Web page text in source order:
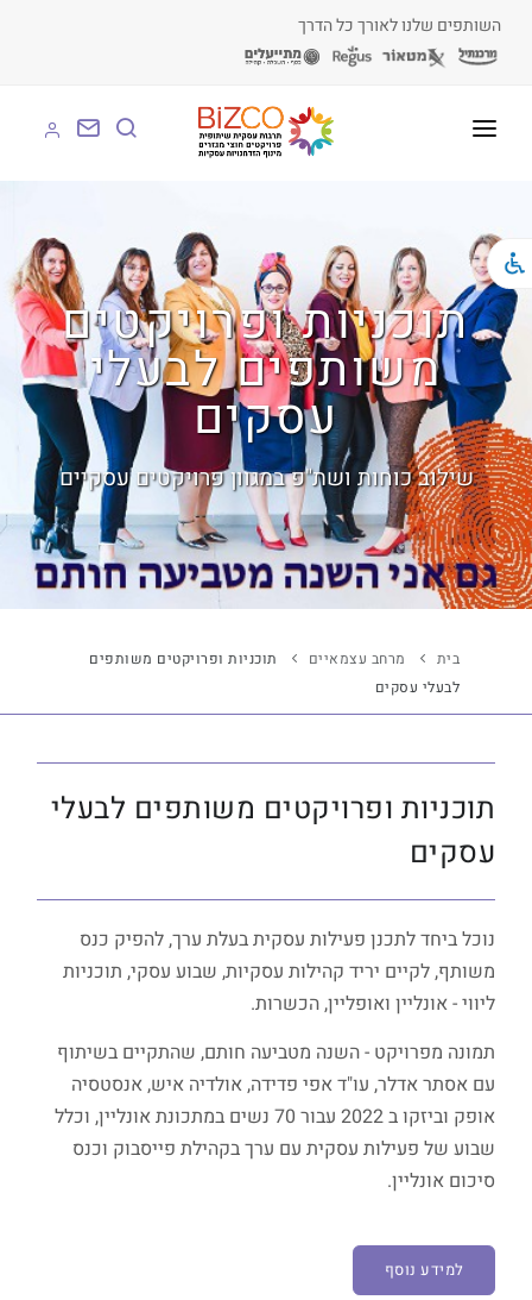
השותפים שלנו לאורך כל הדרך
BIZCO לעסקים
BIZCO לרשויות
BIZCO לארגונים
BIZCO לעמותות
לומדים עם BIZCO
תוכניות ופרויקטים
משותפים לבעלי
עסקים
שילוב כוחות ושת"פ במגוון פרויקטים עסקיים
בית מרחב עצמאיים
תוכניות ופרויקטים משותפים
לבעלי עסקים
תוכניות ופרויקטים משותפים לבעלי
עסקים
נוכל ביחד לתכנן פעילות עסקית בעלת ערך, להפיק כנס
משותף, לקיים יריד קהילות עסקיות, שבוע עסקי, תוכניות
ליווי - אונליין ואופליין, הכשרות.
תמונה מפרויקט - השנה מטביעה חותם, שהתקיים בשיתוף
עם אסתר אדלר, עו"ד אפי פדידה, אולדיה איש, אנסטסיה
אופק וביזקו ב 2022 עבור 70 נשים במתכונת אונליין, וכלל
שבוע של פעילות עסקית עם ערך בקהילת פייסבוק וכנס
סיכום אונליין.
למידע נוסף